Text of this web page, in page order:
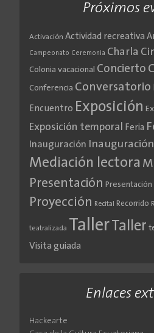
Próximos
Activación Actividad recreativa
Campeonato Ceremonia Charla
Colonia vacacional Concierto
Conferencia Conversatorio
Encuentro Exposición
Exposición temporal Feria
Inauguración Inauguración
Mediación lectora
Presentación
Proyección Recital Recorrido
teatralizada TallerTaller
Visita guiada
Enlaces
Hackearte